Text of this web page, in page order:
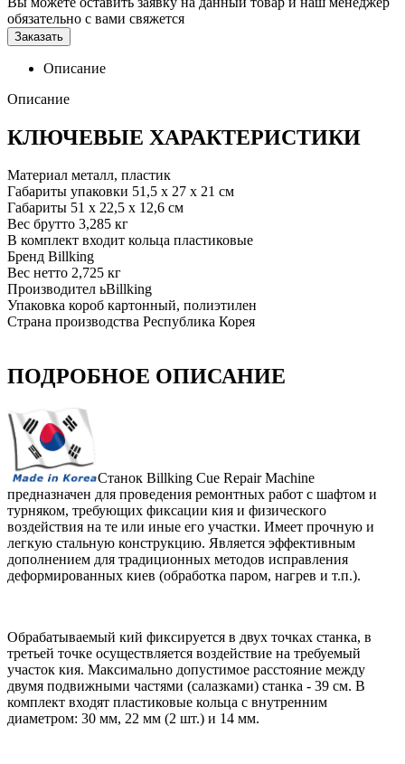
обязательно с вами свяжется
Заказать
Описание
Описание
КЛЮЧЕВЫЕ ХАРАКТЕРИСТИКИ
Материал металл, пластик
Габариты упаковки 51,5 х 27 х 21 см
Габариты 51 х 22,5 х 12,6 см
Вес брутто 3,285 кг
В комплект входит кольца пластиковые
Бренд Billking
Вес нетто 2,725 кг
Производител ьBillking
Упаковка короб картонный, полиэтилен
Страна производства Республика Корея
ПОДРОБНОЕ ОПИСАНИЕ
Станок Billking Cue Repair Machine
предназначен для проведения ремонтных работ с шафтом и
турняком, требующих фиксации кия и физического
воздействия на те или иные его участки. Имеет прочную и
легкую стальную конструкцию. Является эффективным
дополнением для традиционных методов исправления
деформированных киев (обработка паром, нагрев и т.п.).
Обрабатываемый кий фиксируется в двух точках станка, в
третьей точке осуществляется воздействие на требуемый
участок кия. Максимально допустимое расстояние между
двумя подвижными частями (салазками) станка - 39 см. В
комплект входят пластиковые кольца с внутренним
диаметром: 30 мм, 22 мм (2 шт.) и 14 мм.